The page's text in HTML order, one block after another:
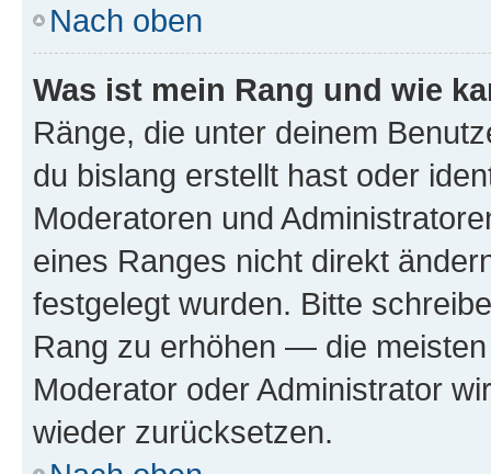
Nach oben
Was ist mein Rang und wie
Ränge, die unter deinem
du bislang erstellt hast oder
Moderatoren und
eines Ranges nicht direkt
festgelegt wurden. Bitte
Rang zu erhöhen — die
Moderator oder Administrator
wieder zurücksetzen.